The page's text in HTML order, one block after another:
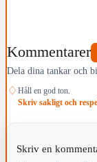
Kommentarer
Dela dina tankar och
♢ Håll en god ton.
Skriv sakligt och
Skriv en